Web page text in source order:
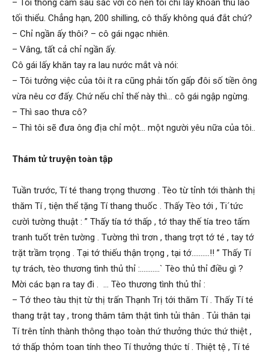
– Tôi thông cảm sâu sắc với cô nên tôi chỉ lấy khoản thù lao
tối thiểu. Chẳng hạn, 200 shilling, cô thấy không quá đắt chứ?
– Chỉ ngần ấy thôi? – cô gái ngạc nhiên.
– Vâng, tất cả chỉ ngần ấy.
Cô gái lấy khăn tay ra lau nước mắt và nói:
– Tôi tưởng việc của tôi ít ra cũng phải tốn gấp đôi số tiền ông
vừa nêu cơ đấy. Chứ nếu chỉ thế này thì… cô gái ngập ngừng.
– Thì sao thưa cô?
– Thì tôi sẽ đưa ông địa chỉ một… một người yêu nữa của tôi..
Thám tử truyện toàn tập
Tuần trước, Tí té thang trọng thương . Tèo từ tỉnh tới thành thị
thăm Tí , tiện thể tặng Tí thang thuốc . Thấy Tèo tới , Ti´tức
cườì tường thuật : ” Thấy tía tớ thấp , tớ thay thế tía treo tấm
tranh tuốt trên tường . Tường thì trơn , thang trợt tớ té , tay tớ
trặt trầm trọng . Tại tớ thiếu thận trọng , tại tớ……….!! ” Thấy Tí
tự trách, tèo thương tình thủ thỉ :………..` Tèo thủ thỉ điều gì ?
Mời các bạn ra tay đi . … Tèo thương tình thủ thỉ :
– Tớ theo tàu thịt từ thị trấn Thạnh Trị tới thăm Tí . Thấy Tí té
thang trật tay , trong thâm tâm thật tình tủi thân . Tủi thân tại
Tí trên tỉnh thành thông thạo toàn thứ thưởng thức thứ thiệt ,
tớ thấp thỏm toan tính theo Tí thưởng thức tí . Thiệt tệ , Tí té